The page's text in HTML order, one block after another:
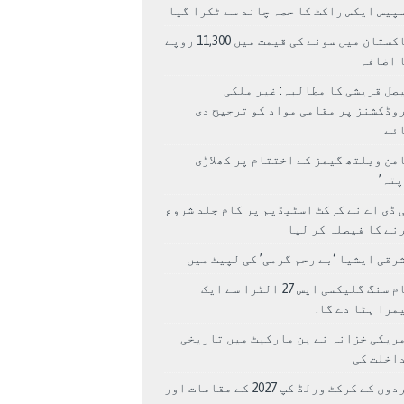
ایکس راکٹ کا حصہ چاند سے ٹکرا گیا
پاکستان میں سونے کی قیمت میں 11,300 روپے
اضافہ
قریشی کا مطالبہ: غیر ملکی
پر مقامی مواد کو ترجیح دی
ویلتھ گیمز کے اختتام پر کھلاڑی
ڈی اے نے کرکٹ اسٹیڈیم پر کام جلد شروع
کا فیصلہ کر لیا
ایشیا ‘بے رحم گرمی’ کی لپیٹ میں
سام سنگ گلیکسی ایس 27 الٹرا سے ایک
ہٹا دے گا.
خزانہ نے ین مارکیٹ میں تاریخی
کی
مردوں کے کرکٹ ورلڈ کپ 2027 کے مقامات اور